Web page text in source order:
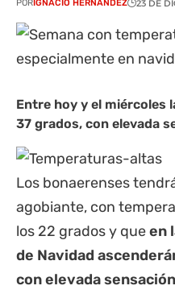
PORIGNACIO HERNÁNDEZ 23 DE
Entre hoy y el miércoles
37 grados, con elevada
Los bonaerenses
agobiante, con
los 22 grados y queen
de Navidad
con elevada